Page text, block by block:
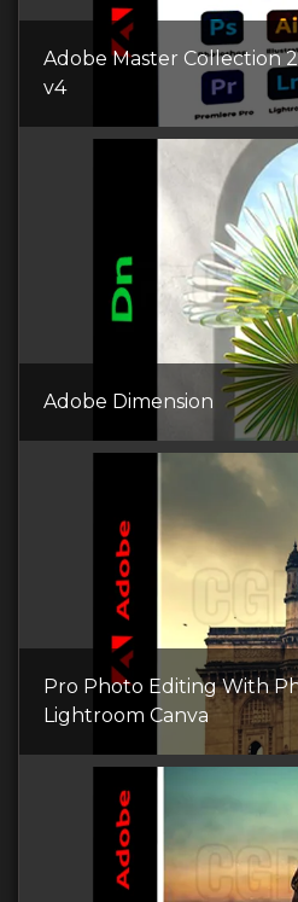
Adobe Master Collection
v4
Adobe Dimension
Pro Photo Editing With
Lightroom Canva